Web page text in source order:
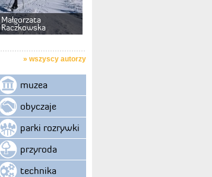
Małgorzata
Raczkowska
» wszyscy autorzy
muzea
obyczaje
parki rozrywki
przyroda
technika